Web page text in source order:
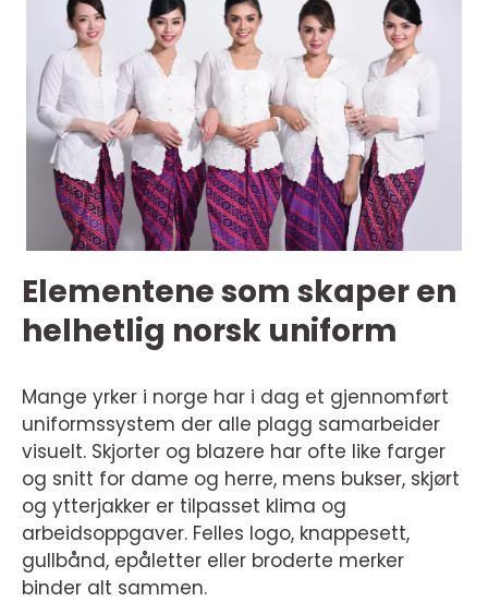
Elementene som skaper en
helhetlig norsk uniform
Mange yrker i norge har i dag et gjennomført
uniformssystem der alle plagg samarbeider
visuelt. Skjorter og blazere har ofte like farger
og snitt for dame og herre, mens bukser, skjørt
og ytterjakker er tilpasset klima og
arbeidsoppgaver. Felles logo, knappesett,
gullbånd, epåletter eller broderte merker
binder alt sammen.